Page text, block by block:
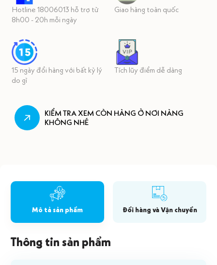
Hotline 18006013 hỗ trợ từ
8h00 - 20h mỗi ngày
Giao hàng toàn quốc
15 ngày đổi hàng với bất kỳ lý
do gì
Tích lũy điểm dễ dàng
KIỂM TRA XEM CÒN HÀNG Ở NƠI NÀNG
KHÔNG NHÉ
Mô tả sản phẩm Đổi hàng và Vận chuyển
Thông tin sản phẩm